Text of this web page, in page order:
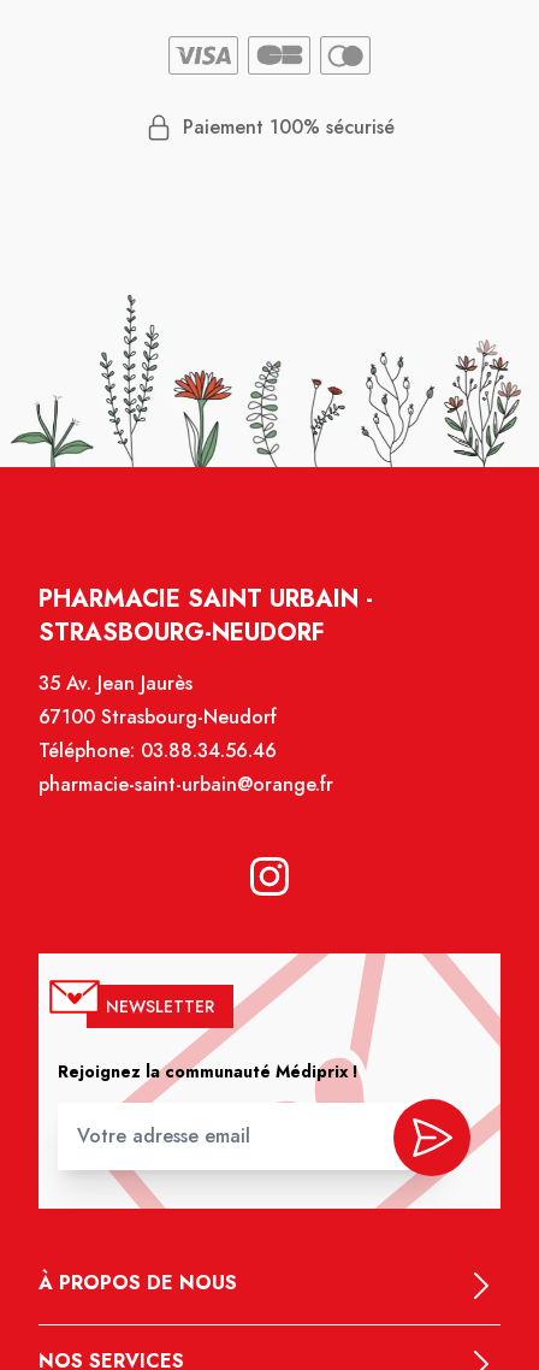
Paiement 100% sécurisé
PHARMACIE SAINT URBAIN -
STRASBOURG-NEUDORF
35 Av. Jean Jaurès
67100 Strasbourg-Neudorf
Téléphone: 03.88.34.56.46
pharmacie-saint-urbain@orange.fr
NEWSLETTER
Rejoignez la communauté Médiprix !
À PROPOS DE NOUS
NOS SERVICES